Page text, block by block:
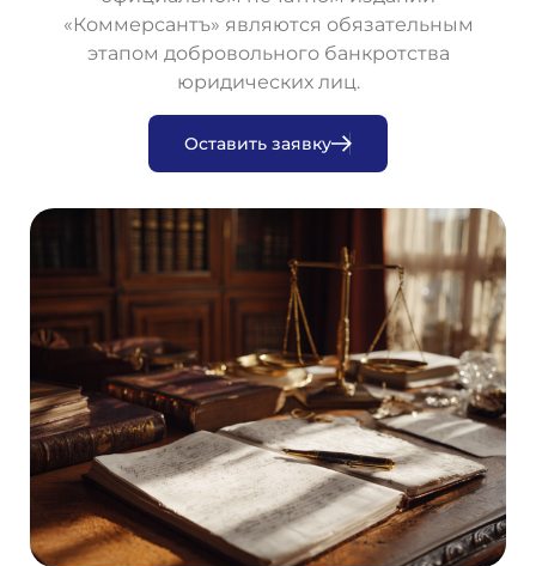
«Коммерсантъ» являются обязательным
этапом добровольного банкротства
юридических лиц.
Оставить заявку